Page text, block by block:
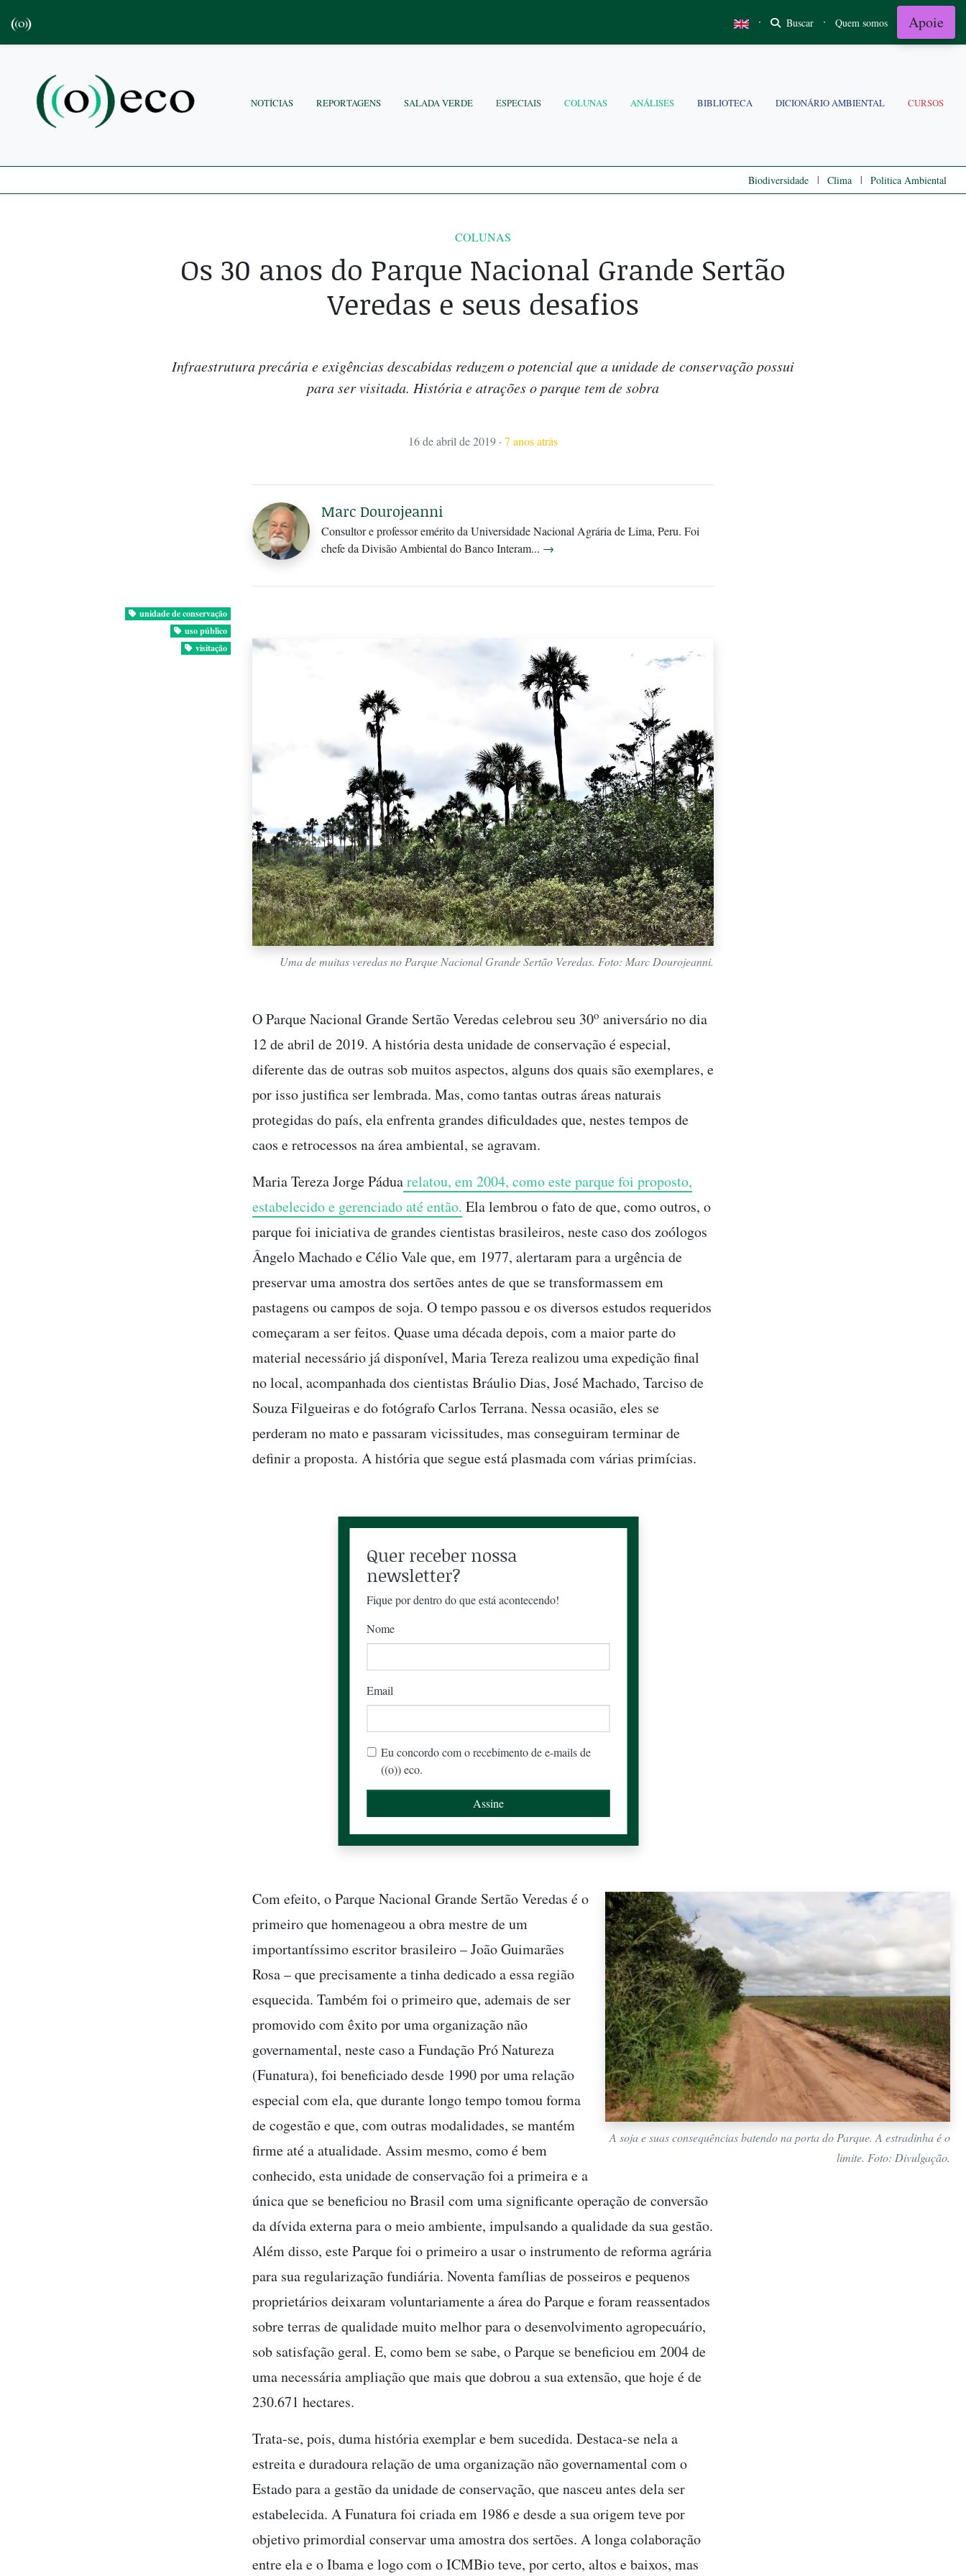
· Buscar · Quem somos Apoie
NOTÍCIAS REPORTAGENS SALADA VERDE ESPECIAIS COLUNAS ANÁLISES BIBLIOTECA DICIONÁRIO AMBIENTAL CURSOS
Biodiversidade | Clima | Politica Ambiental
COLUNAS
Os 30 anos do Parque Nacional Grande Sertão
Veredas e seus desafios
Infraestrutura precária e exigências descabidas reduzem o potencial que a unidade de conservação possui
para ser visitada. História e atrações o parque tem de sobra
16 de abril de 2019 · 7 anos atrás
Marc Dourojeanni
Consultor e professor emérito da Universidade Nacional Agrária de Lima, Peru. Foi
chefe da Divisão Ambiental do Banco Interam... →
unidade de conservação
uso público
visitação
Uma de muitas veredas no Parque Nacional Grande Sertão Veredas. Foto: Marc Dourojeanni.
O Parque Nacional Grande Sertão Veredas celebrou seu 30o aniversário no dia
12 de abril de 2019. A história desta unidade de conservação é especial,
diferente das de outras sob muitos aspectos, alguns dos quais são exemplares, e
por isso justifica ser lembrada. Mas, como tantas outras áreas naturais
protegidas do país, ela enfrenta grandes dificuldades que, nestes tempos de
caos e retrocessos na área ambiental, se agravam.
Maria Tereza Jorge Páduarelatou, em 2004, como este parque foi proposto,
estabelecido e gerenciado até então. Ela lembrou o fato de que, como outros, o
parque foi iniciativa de grandes cientistas brasileiros, neste caso dos zoólogos
Ângelo Machado e Célio Vale que, em 1977, alertaram para a urgência de
preservar uma amostra dos sertões antes de que se transformassem em
pastagens ou campos de soja. O tempo passou e os diversos estudos requeridos
começaram a ser feitos. Quase uma década depois, com a maior parte do
material necessário já disponível, Maria Tereza realizou uma expedição final
no local, acompanhada dos cientistas Bráulio Dias, José Machado, Tarciso de
Souza Filgueiras e do fotógrafo Carlos Terrana. Nessa ocasião, eles se
perderam no mato e passaram vicissitudes, mas conseguiram terminar de
definir a proposta. A história que segue está plasmada com várias primícias.
Quer receber nossa
newsletter?
Fique por dentro do que está acontecendo!
Nome
Email
Eu concordo com o recebimento de e-mails de
((o)) eco.
A soja e suas consequências batendo na porta do Parque. A estradinha é o
limite. Foto: Divulgação.
Com efeito, o Parque Nacional Grande Sertão Veredas é o
primeiro que homenageou a obra mestre de um
importantíssimo escritor brasileiro – João Guimarães
Rosa – que precisamente a tinha dedicado a essa região
esquecida. Também foi o primeiro que, ademais de ser
promovido com êxito por uma organização não
governamental, neste caso a Fundação Pró Natureza
(Funatura), foi beneficiado desde 1990 por uma relação
especial com ela, que durante longo tempo tomou forma
de cogestão e que, com outras modalidades, se mantém
firme até a atualidade. Assim mesmo, como é bem
conhecido, esta unidade de conservação foi a primeira e a
única que se beneficiou no Brasil com uma significante operação de conversão
da dívida externa para o meio ambiente, impulsando a qualidade da sua gestão.
Além disso, este Parque foi o primeiro a usar o instrumento de reforma agrária
para sua regularização fundiária. Noventa famílias de posseiros e pequenos
proprietários deixaram voluntariamente a área do Parque e foram reassentados
sobre terras de qualidade muito melhor para o desenvolvimento agropecuário,
sob satisfação geral. E, como bem se sabe, o Parque se beneficiou em 2004 de
uma necessária ampliação que mais que dobrou a sua extensão, que hoje é de
230.671 hectares.
Trata-se, pois, duma história exemplar e bem sucedida. Destaca-se nela a
estreita e duradoura relação de uma organização não governamental com o
Estado para a gestão da unidade de conservação, que nasceu antes dela ser
estabelecida. A Funatura foi criada em 1986 e desde a sua origem teve por
objetivo primordial conservar uma amostra dos sertões. A longa colaboração
entre ela e o Ibama e logo com o ICMBio teve, por certo, altos e baixos, mas